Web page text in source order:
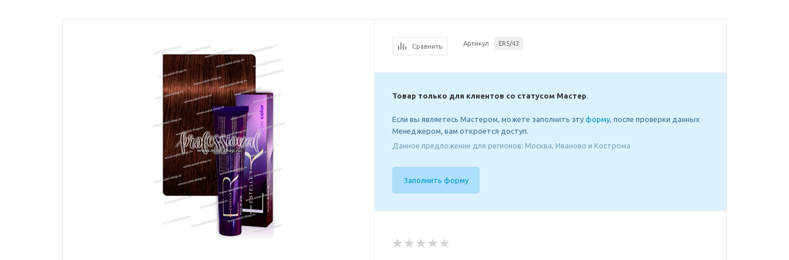
Сравнить Артикул ER5/43
Товар только для клиентов со статусом Мастер.
Если вы являетесь Мастером, можете заполнить этуформу, после проверки данных
Менеджером, вам откроется доступ.
Данное предложение для регионов: Москва, Иваново и Кострома
Заполнить форму